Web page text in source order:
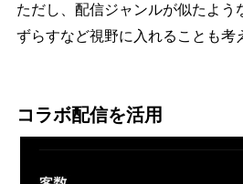
ただし、配信ジャンルが似たよう
ずらすなど視野に入れることも考
コラボ配信を活用